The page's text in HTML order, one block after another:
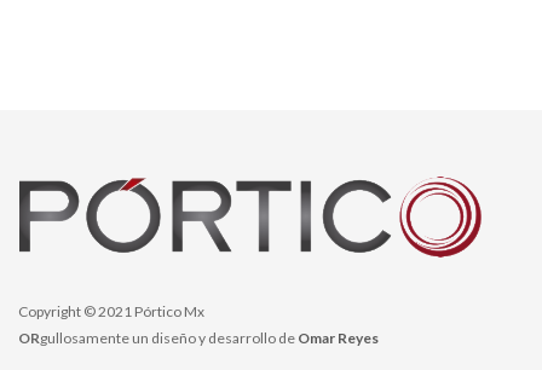
Copyright © 2021 Pórtico Mx
ORgullosamente un diseño y desarrollo de Omar Reyes